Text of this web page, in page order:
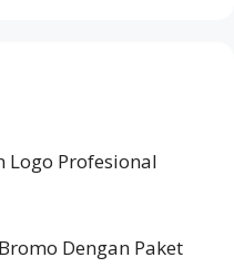
Logo Profesional
Dengan Paket